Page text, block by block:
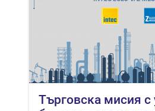
Търговска мисия с